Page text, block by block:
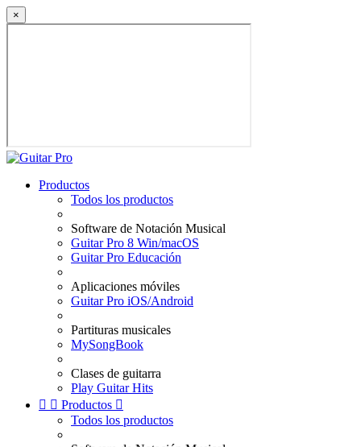
×
Productos
Todos los productos
Software de Notación Musical
Guitar Pro 8 Win/macOS
Guitar Pro Educación
Aplicaciones móviles
Guitar Pro iOS/Android
Partituras musicales
MySongBook
Clases de guitarra
Play Guitar Hits
  Productos 
Todos los productos